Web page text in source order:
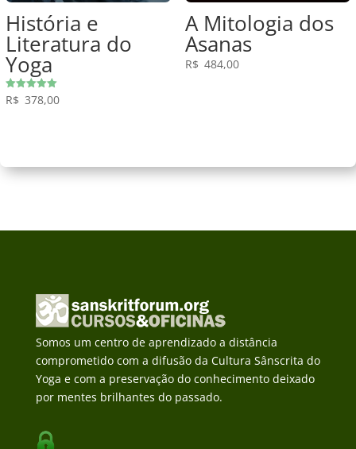
História e
Literatura do
Yoga
Avaliação
5.00
R$ 378,00
A Mitologia dos
Asanas
R$ 484,00
Somos um centro de aprendizado a distância
comprometido com a difusão da Cultura Sânscrita do
Yoga e com a preservação do conhecimento deixado
por mentes brilhantes do passado.